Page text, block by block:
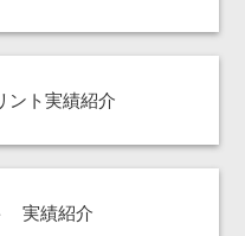
ント実績紹介
実績紹介